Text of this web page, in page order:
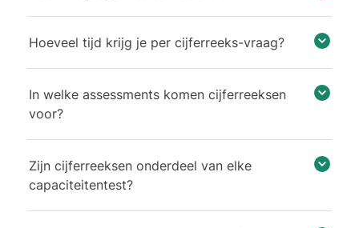
Hoeveel tijd krijg je per cijferreeks-vraag?
In welke assessments komen cijferreeksen
voor?
Zijn cijferreeksen onderdeel van elke
capaciteitentest?